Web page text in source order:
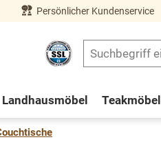
springen
Persönlicher Kundenservice
Landhausmöbel Teakmöbel